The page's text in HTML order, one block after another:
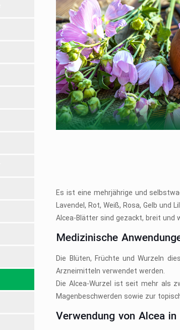
Es ist eine mehrjährige und
Lavendel, Rot, Weiß, Rosa, Gelb und
Alcea-Blätter sind gezackt, breit und
Medizinische
Die Blüten, Früchte und Wurzeln
Arzneimitteln verwendet werden.
Die Alcea-Wurzel ist seit mehr als
Magenbeschwerden sowie zur
Verwendung von Alcea